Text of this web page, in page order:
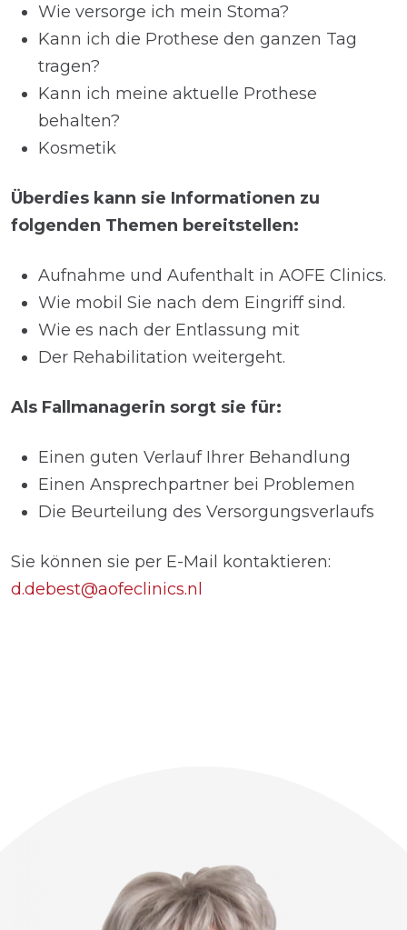
Wie versorge ich mein Stoma?
Kann ich die Prothese den ganzen Tag
tragen?
Kann ich meine aktuelle Prothese
behalten?
Kosmetik
Überdies kann sie Informationen zu
folgenden Themen bereitstellen:
Aufnahme und Aufenthalt in AOFE Clinics.
Wie mobil Sie nach dem Eingriff sind.
Wie es nach der Entlassung mit
Der Rehabilitation weitergeht.
Als Fallmanagerin sorgt sie für:
Einen guten Verlauf Ihrer Behandlung
Einen Ansprechpartner bei Problemen
Die Beurteilung des Versorgungsverlaufs
Sie können sie per E-Mail kontaktieren:
d.debest@aofeclinics.nl